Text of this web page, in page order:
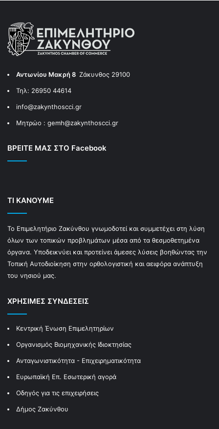
Αντωνίου Μακρή 8 Ζάκυνθος 29100
Τηλ: 26950 44614
info@zakynthoscci.gr
Μητρώο : gemh@zakynthoscci.gr
ΒΡΕΙΤΕ ΜΑΣ ΣΤΟ Facebook
ΤΙ ΚΑΝΟΥΜΕ
Το Επιμελητήριο Ζακύνθου γνωμοδοτεί και συμμετέχει στη λύση
όλων των τοπικών προβλημάτων μέσα από τα θεσμοθετημένα
όργανα. Υποδεικνύει και προτείνει άμεσες λύσεις βοηθώντας την
Τοπική Αυτοδιοίκηση στην ορθολογιστική και αειφόρα ανάπτυξη
του νησιού μας.
ΧΡΗΣΙΜΕΣ ΣΥΝΔΕΣΕΙΣ
Κεντρική Ένωση Επιμελητηρίων
Οργανισμός Βιομηχανικής Ιδιοκτησίας
Ανταγωνιστικότητα - Επιχειρηματικότητα
Ευρωπαϊκή Επ. Εσωτερική αγορά
Οδηγός για τις επιχειρήσεις
Δήμος Ζακύνθου